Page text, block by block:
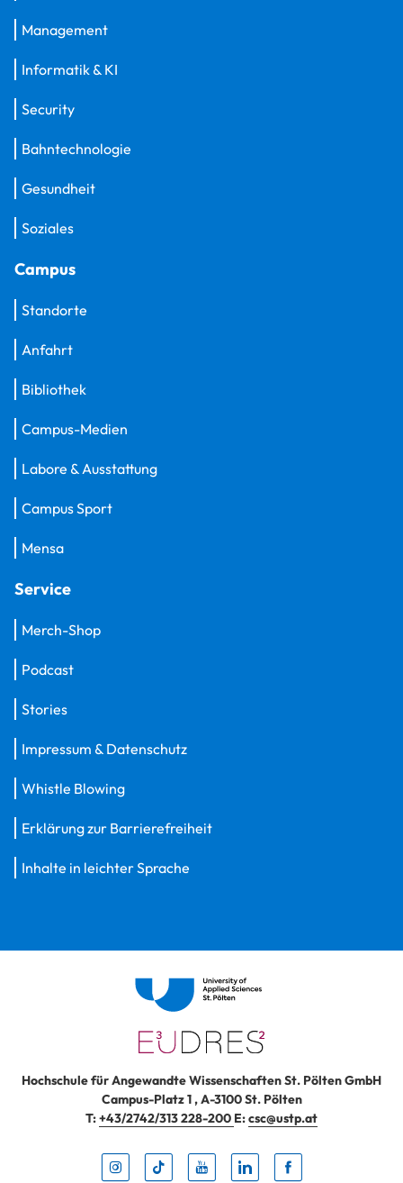
Management
Informatik & KI
Security
Bahntechnologie
Gesundheit
Soziales
Campus
Standorte
Anfahrt
Bibliothek
Campus-Medien
Labore & Ausstattung
Campus Sport
Mensa
Service
Merch-Shop
Podcast
Stories
Impressum & Datenschutz
Whistle Blowing
Erklärung zur Barrierefreiheit
Inhalte in leichter Sprache
Hochschule für Angewandte Wissenschaften St. Pölten GmbH
Campus-Platz 1,A-3100St. Pölten
T:+43/2742/313 228-200 E:csc@ustp.at